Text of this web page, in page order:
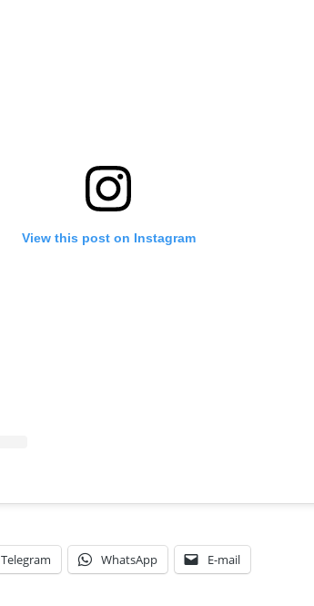
View this post on Instagram
Telegram WhatsApp E-mail